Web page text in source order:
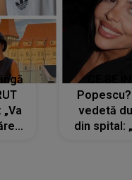
vedetă
din spital: